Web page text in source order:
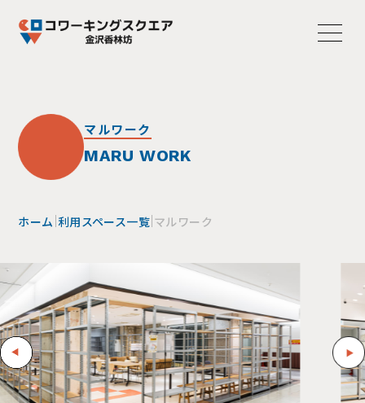
マルワーク
MARU WORK
ホーム 利用スペース一覧 マルワーク